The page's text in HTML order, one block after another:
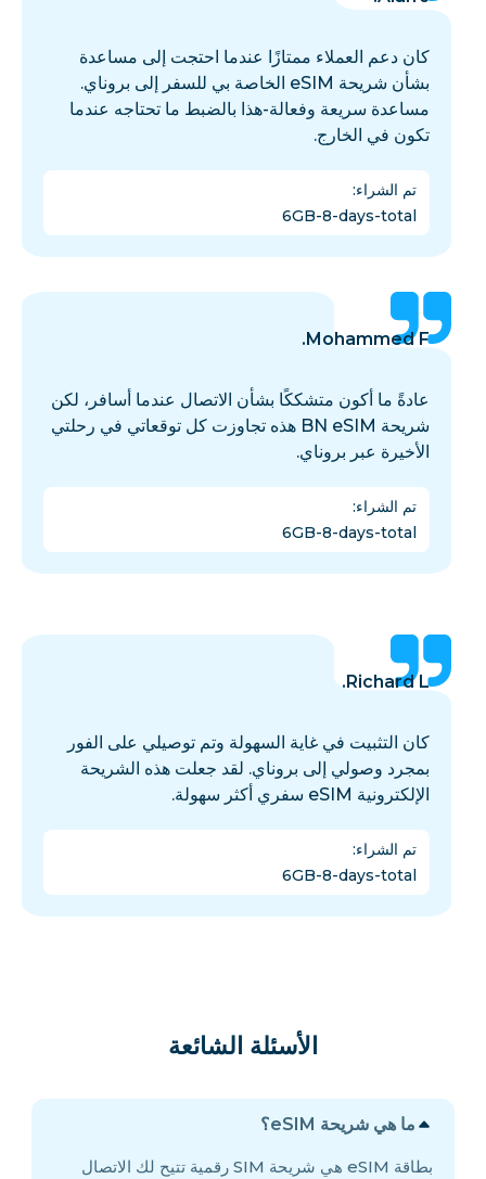
كان دعم العملاء ممتازًا عندما احتجت إلى مساعدة
بشأن شريحة eSIM الخاصة بي للسفر إلى بروناي.
مساعدة سريعة وفعالة-هذا بالضبط ما تحتاجه عندما
تكون في الخارج.
تم الشراء:
6GB-8-days-total
Mohammed F.
عادةً ما أكون متشككًا بشأن الاتصال عندما أسافر، لكن
شريحة BN eSIM هذه تجاوزت كل توقعاتي في رحلتي
الأخيرة عبر بروناي.
تم الشراء:
6GB-8-days-total
Richard L.
كان التثبيت في غاية السهولة وتم توصيلي على الفور
بمجرد وصولي إلى بروناي. لقد جعلت هذه الشريحة
الإلكترونية eSIM سفري أكثر سهولة.
تم الشراء:
6GB-8-days-total
الأسئلة الشائعة
ما هي شريحة eSIM؟
بطاقة eSIM هي شريحة SIM رقمية تتيح لك الاتصال